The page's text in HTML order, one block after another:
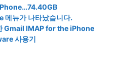
뉴가 나타났습니다.
Gmail IMAP for the iPhone
사용기